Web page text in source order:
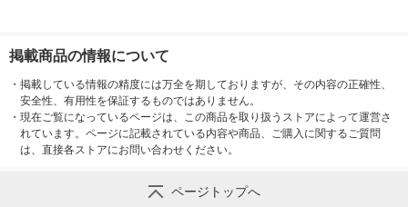
掲載商品の情報について
・ 掲載している情報の精度には万全を期しておりますが、その内容の正確性、
安全性、有用性を保証するものではありません。
・ 現在ご覧になっているページは、この商品を取り扱うストアによって運営さ
れています。ページに記載されている内容や商品、ご購入に関するご質問
は、直接各ストアにお問い合わせください。
ページトップへ